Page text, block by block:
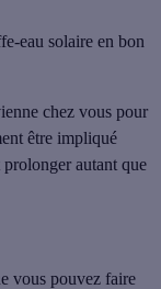
eau solaire en bon
chez vous pour
être impliqué
autant que
vous pouvez faire